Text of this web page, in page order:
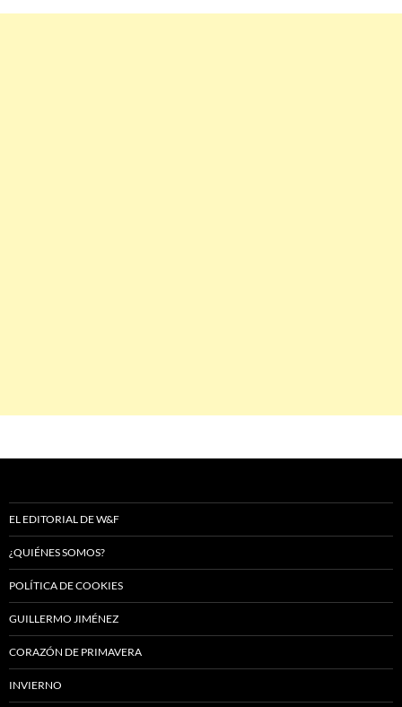
EL EDITORIAL DE W&F
¿QUIÉNES SOMOS?
POLÍTICA DE COOKIES
GUILLERMO JIMÉNEZ
CORAZÓN DE PRIMAVERA
INVIERNO